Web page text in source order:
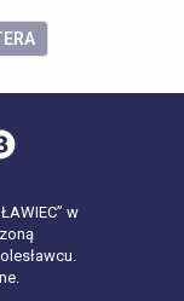
w